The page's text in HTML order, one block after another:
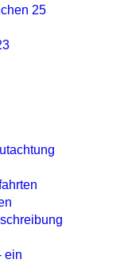
25
ein